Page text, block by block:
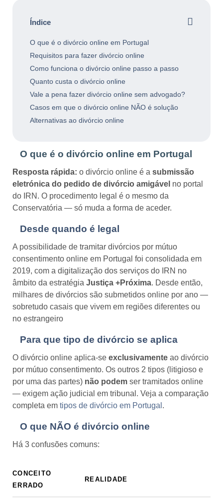
Índice
O que é o divórcio online em Portugal
Requisitos para fazer divórcio online
Como funciona o divórcio online passo a passo
Quanto custa o divórcio online
Vale a pena fazer divórcio online sem advogado?
Casos em que o divórcio online NÃO é solução
Alternativas ao divórcio online
O que é o divórcio online em Portugal
Resposta rápida: o divórcio online é a submissão
eletrónica do pedido de divórcio amigável no portal
do IRN. O procedimento legal é o mesmo da
Conservatória — só muda a forma de aceder.
Desde quando é legal
A possibilidade de tramitar divórcios por mútuo
consentimento online em Portugal foi consolidada em
2019, com a digitalização dos serviços do IRN no
âmbito da estratégia Justiça +Próxima. Desde então,
milhares de divórcios são submetidos online por ano —
sobretudo casais que vivem em regiões diferentes ou
no estrangeiro
Para que tipo de divórcio se aplica
O divórcio online aplica-se exclusivamente ao divórcio
por mútuo consentimento. Os outros 2 tipos (litigioso e
por uma das partes) não podem ser tramitados online
— exigem ação judicial em tribunal. Veja a comparação
completa em tipos de divórcio em Portugal .
O que NÃO é divórcio online
Há 3 confusões comuns:
CONCEITO
ERRADO
REALIDADE